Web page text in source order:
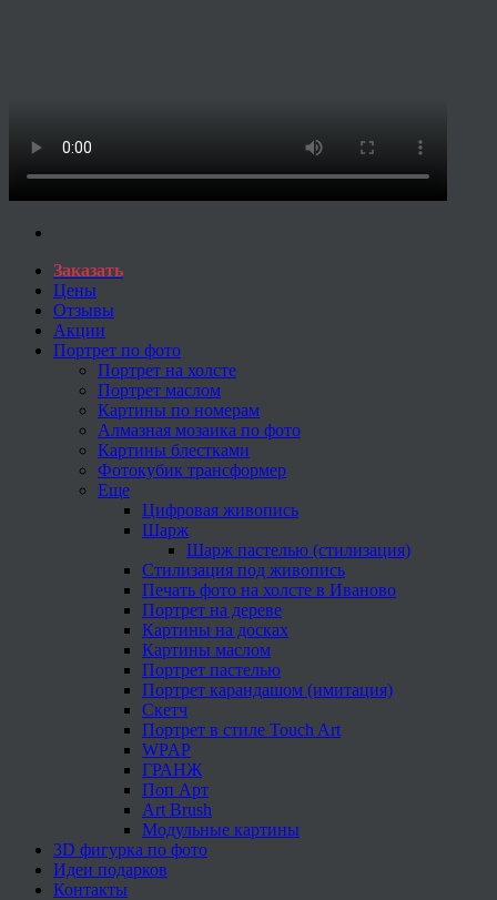
Заказать
Цены
Отзывы
Акции
Портрет по фото
Портрет на холсте
Портрет маслом
Картины по номерам
Алмазная мозаика по фото
Картины блестками
Фотокубик трансформер
Еще
Цифровая живопись
Шарж
Шарж пастелью (стилизация)
Стилизация под живопись
Печать фото на холсте в Иваново
Портрет на дереве
Картины на досках
Картины маслом
Портрет пастелью
Портрет карандашом (имитация)
Скетч
Портрет в стиле Touch Art
WPAP
ГРАНЖ
Поп Арт
Art Brush
Модульные картины
3D фигурка по фото
Идеи подарков
Контакты